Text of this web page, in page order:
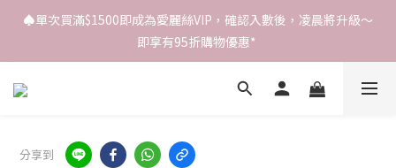
♠️單次買滿$1500即成為愛麗絲VIP，確認入數後，凌晨將升級～
即享有95折購物優惠*
分享到